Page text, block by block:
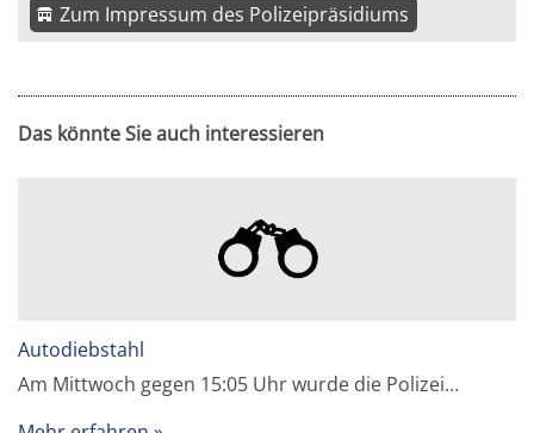
Zum Impressum des Polizeipräsidiums
Das könnte Sie auch interessieren
Autodiebstahl
Am Mittwoch gegen 15:05 Uhr wurde die Polizei…